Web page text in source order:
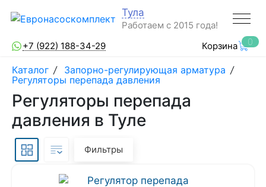
Тула
Работаем с 2015 года!
+7 (922) 188-34-29
Корзина 0
Каталог / Запорно-регулирующая арматура /
Регуляторы перепада давления
Регуляторы перепада
давления в Туле
Фильтры